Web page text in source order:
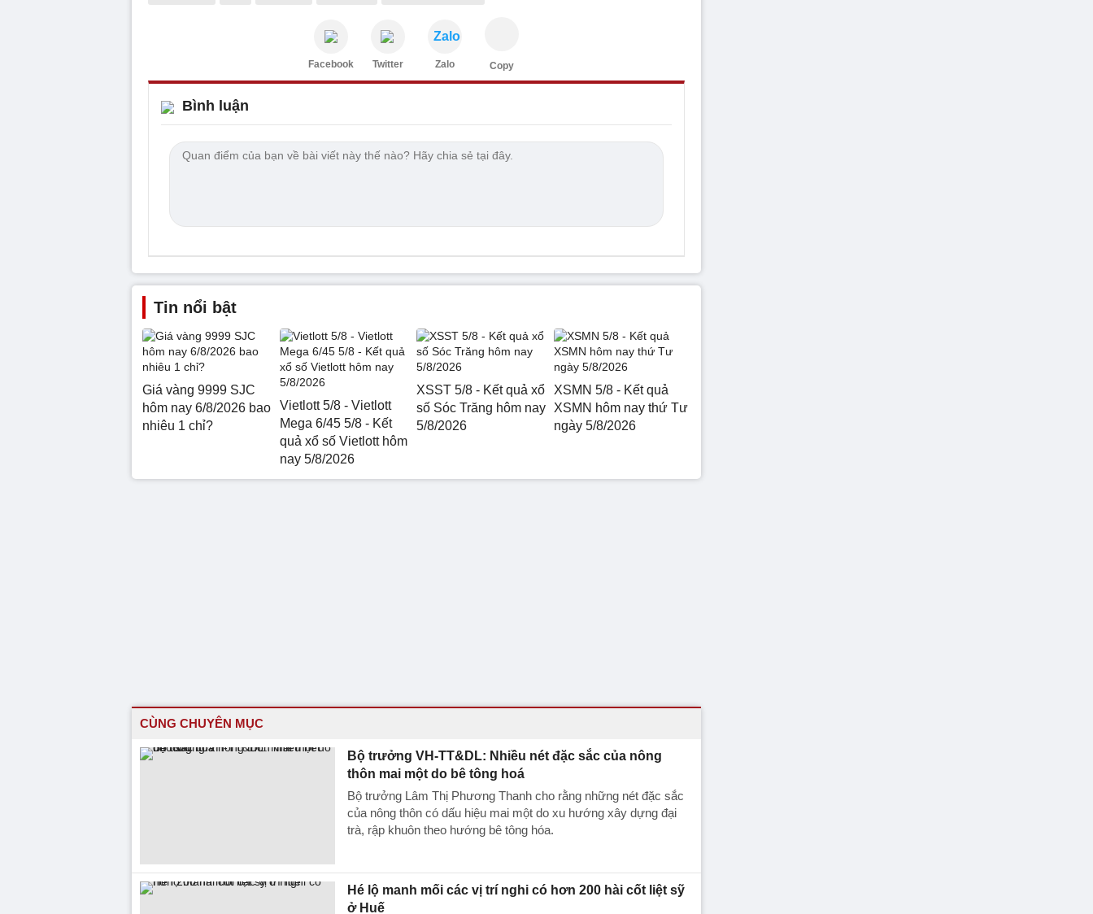
Facebook Twitter
Zalo
Zalo Copy
Bình luận
Tin nổi bật
Giá vàng 9999 SJC
hôm nay 6/8/2026 bao
nhiêu 1 chỉ?
Vietlott 5/8 - Vietlott
Mega 6/45 5/8 - Kết
quả xổ số Vietlott hôm
nay 5/8/2026
XSST 5/8 - Kết quả xổ
số Sóc Trăng hôm nay
5/8/2026
XSMN 5/8 - Kết quả
XSMN hôm nay thứ Tư
ngày 5/8/2026
CÙNG CHUYÊN MỤC
Bộ trưởng VH-TT&DL: Nhiều nét đặc sắc của nông
thôn mai một do bê tông hoá
Bộ trưởng Lâm Thị Phương Thanh cho rằng những nét đặc sắc
của nông thôn có dấu hiệu mai một do xu hướng xây dựng đại
trà, rập khuôn theo hướng bê tông hóa.
Hé lộ manh mối các vị trí nghi có hơn 200 hài cốt liệt sỹ
ở Huế